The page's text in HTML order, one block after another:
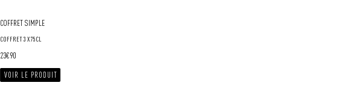
COFFRET SIMPLE
COFFRET 3 X 75CL
23€90
VOIR LE PRODUIT